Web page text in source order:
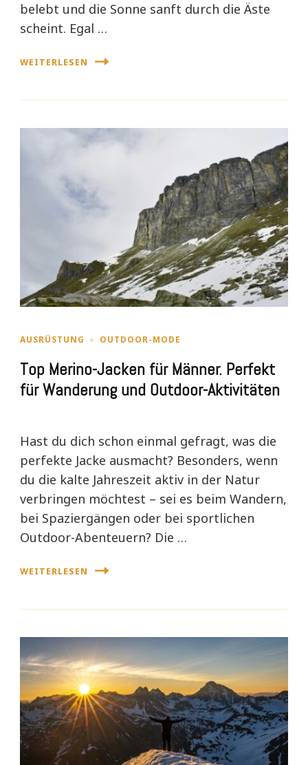
belebt und die Sonne sanft durch die Äste
scheint. Egal …
WEITERLESEN
AUSRÜSTUNG OUTDOOR-MODE
Top Merino-Jacken für Männer. Perfekt
für Wanderung und Outdoor-Aktivitäten
Hast du dich schon einmal gefragt, was die
perfekte Jacke ausmacht? Besonders, wenn
du die kalte Jahreszeit aktiv in der Natur
verbringen möchtest – sei es beim Wandern,
bei Spaziergängen oder bei sportlichen
Outdoor-Abenteuern? Die …
WEITERLESEN